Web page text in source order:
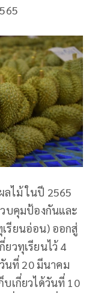
ไม้ ในปี 2565
บคุมป้องกันและ
รียนอ่อน) ออกสู่
วทุเรียนไว้ 4
นที่ 20 มีนาคม
เกี่ยวได้วันที่ 10